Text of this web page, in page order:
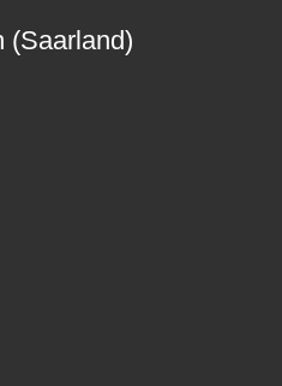
(Saarland)